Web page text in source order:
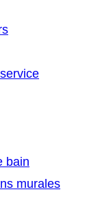
bain
murales